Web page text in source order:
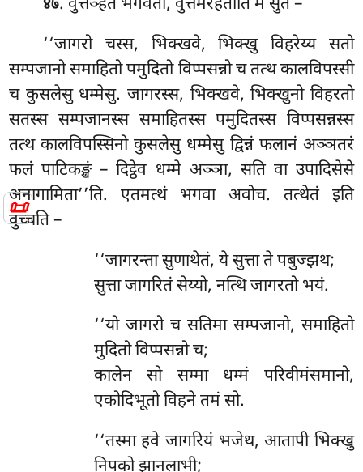
📜
४७. वुत्तञ्हेतंभगवता, वुत्तमरहताति मे सुतं –
‘‘जागरो चस्स, भिक्खवे, भिक्खु विहरेय्य सतो
सम्पजानो समाहितो पमुदितो विप्पसन्नो च तत्थ कालविपस्सी
च कुसलेसु धम्मेसु. जागरस्स, भिक्खवे, भिक्खुनो विहरतो
सतस्स सम्पजानस्स समाहितस्स पमुदितस्स विप्पसन्नस्स
तत्थ कालविपस्सिनो कुसलेसु धम्मेसु द्विन्नं फलानं अञ्ञतरं
फलं पाटिकङ्खं – दिट्ठेव धम्मे अञ्ञा, सति वा उपादिसेसे
अनागामिता’’ति. एतमत्थं भगवा अवोच. तत्थेतं इति
वुच्चति –
‘‘जागरन्ता सुणाथेतं, ये सुत्ता ते पबुज्झथ;
सुत्ता जागरितं सेय्यो, नत्थि जागरतो भयं.
‘‘यो जागरो च सतिमा सम्पजानो, समाहितो
मुदितो विप्पसन्नो च;
कालेनसो सम्मा धम्मं परिवीमंसमानो,
एकोदिभूतो विहने तमं सो.
‘‘तस्मा हवे जागरियं भजेथ, आतापी भिक्खु
निपको झानलाभी;